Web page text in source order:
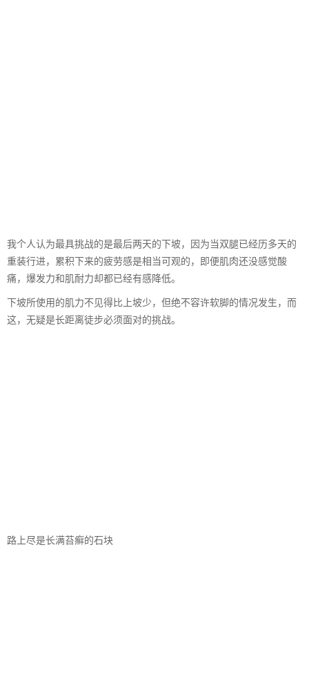
我个人认为最具挑战的是最后两天的下坡，因为当双腿已经历多天的
重装行进，累积下来的疲劳感是相当可观的，即便肌肉还没感觉酸
痛，爆发力和肌耐力却都已经有感降低。
下坡所使用的肌力不见得比上坡少，但绝不容许软脚的情况发生，而
这，无疑是长距离徒步必须面对的挑战。
路上尽是长满苔癣的石块